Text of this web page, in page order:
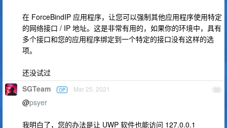
在 ForceBindIP 应用程序，让您可以强制其他应用程序使用特定
的网络接口 / IP 地址。这是非常有用的，如果你的环境中，具有
多个接口和您的应用程序绑定到一个特定的接口没有这样的选
项。
还没试过
33
SGTeam OP Mar 25, 2021
@psyer
我明白了，您的办法是让 UWP 软件也能访问 127.0.0.1